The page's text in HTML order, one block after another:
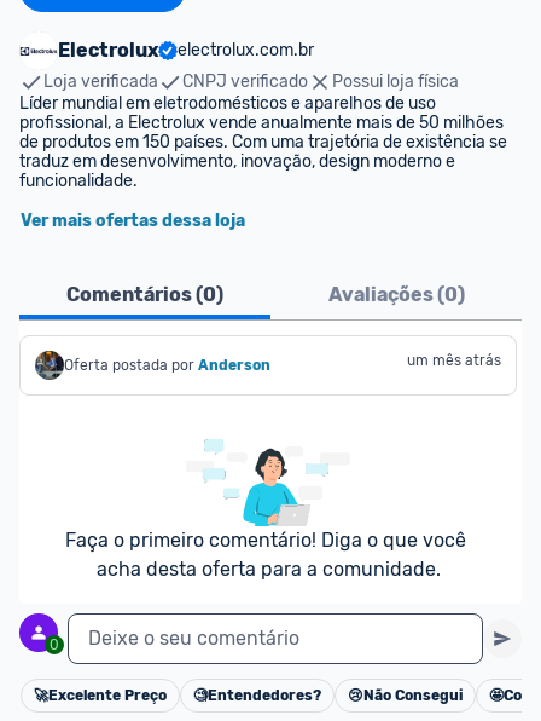
Electrolux
electrolux.com.br
Loja verificada
CNPJ verificado
Possui loja física
Líder mundial em eletrodomésticos e aparelhos de uso
profissional, a Electrolux vende anualmente mais de 50 milhões
de produtos em 150 países. Com uma trajetória de existência se
traduz em desenvolvimento, inovação, design moderno e
funcionalidade.
Ver mais ofertas dessa loja
Comentários (0) Avaliações (0)
Oferta postada por Anderson um mês atrás
Faça o primeiro comentário! Diga o que você
acha desta oferta para a comunidade.
0 Deixe o seu comentário
Cancelar
🚀Excelente Preço 🧐Entendedores? 😢 Não Consegui 🤩